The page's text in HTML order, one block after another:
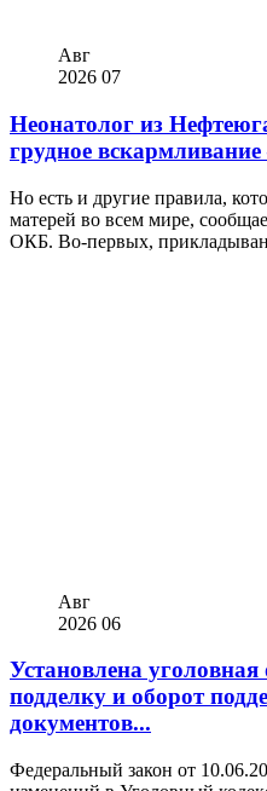
Авг
2026 07
Неонатолог из
грудное
Но есть и другие правила,
матерей во всем мире,
ОКБ. Во-первых,
Авг
2026 06
Установлена уголовная
подделку и оборот
документов...
Федеральный закон от